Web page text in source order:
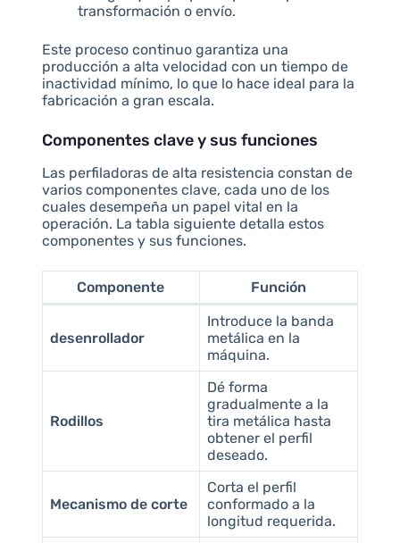
transformación o envío.
Este proceso continuo garantiza una
producción a alta velocidad con un tiempo de
inactividad mínimo, lo que lo hace ideal para la
fabricación a gran escala.
Componentes clave y sus funciones
Las perfiladoras de alta resistencia constan de
varios componentes clave, cada uno de los
cuales desempeña un papel vital en la
operación. La tabla siguiente detalla estos
componentes y sus funciones.
Componente Función
desenrollador
Introduce la banda
metálica en la
máquina.
Rodillos
Dé forma
gradualmente a la
tira metálica hasta
obtener el perfil
deseado.
Mecanismo de corte
Corta el perfil
conformado a la
longitud requerida.